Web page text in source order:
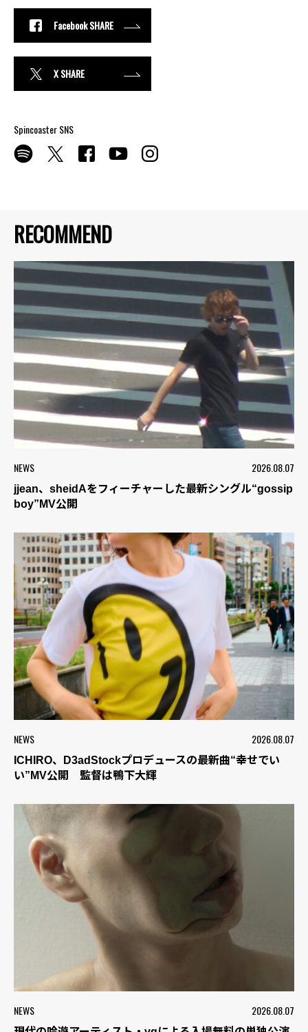
RECOMMEND
NEWS 2026.08.07
jjean、sheidAをフィーチャーした最新シングル“gossip
boy”MV公開
NEWS 2026.08.07
ICHIRO、D3adStockプロデュースの最新曲“幸せでい
い”MV公開 監督は鴨下大輝
NEWS 2026.08.07
Facebook SHARE
X SHARE
Spincoaster SNS